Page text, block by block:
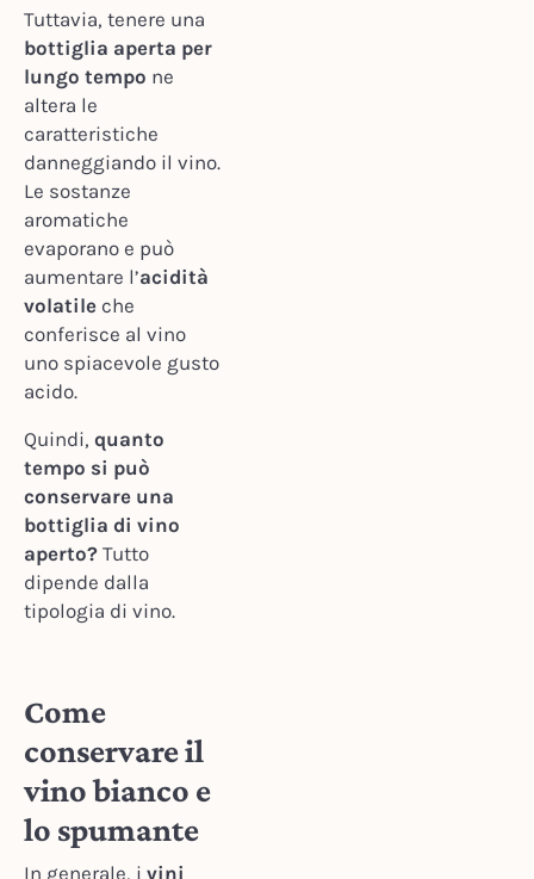
Tuttavia, tenere una
bottiglia aperta per
lungo tempo ne
altera le
caratteristiche
danneggiando il vino.
Le sostanze
aromatiche
evaporano e può
aumentare l’acidità
volatileche
conferisce al vino
uno spiacevole gusto
acido.
Quindi, quanto
tempo si può
conservare una
bottiglia di vino
aperto?Tutto
dipende dalla
tipologia di vino.
Come
conservare il
vino bianco e
lo spumante
In generale, i vini